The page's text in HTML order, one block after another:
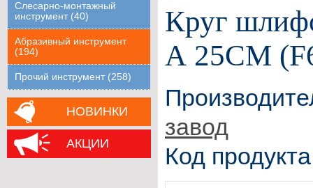
Слесарно-монтажный
инструмент (40)
Абразивный инструмент
(194)
Прочий инструмент (258)
НОВИНКИ
АКЦИИ
Круг
А 25СМ
завод
Код